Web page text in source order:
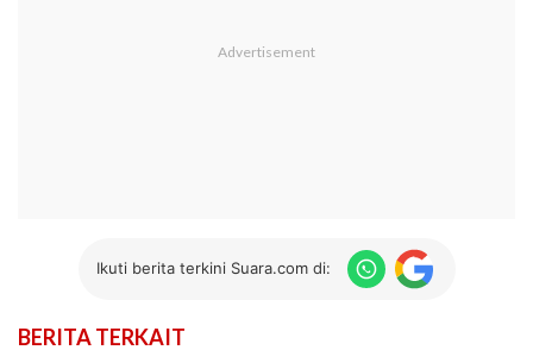
Ikuti berita terkini Suara.com di:
BERITA TERKAIT